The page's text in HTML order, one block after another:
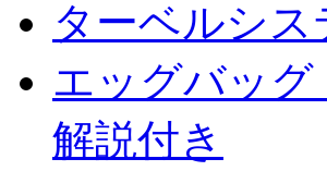
ターベルシ
エッグバッ
解説付き